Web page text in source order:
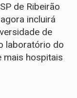
de Ribeirão
incluirá
de
laboratório do
mais hospitais